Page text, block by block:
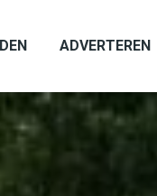
ADVERTEREN